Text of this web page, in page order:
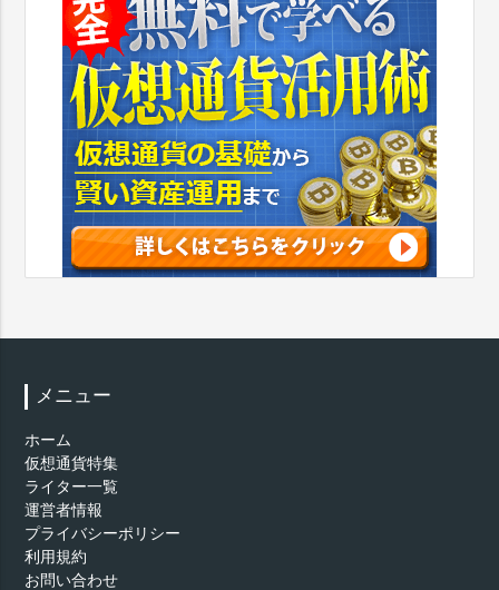
メニュー
ホーム
仮想通貨特集
ライター一覧
運営者情報
プライバシーポリシー
利用規約
お問い合わせ